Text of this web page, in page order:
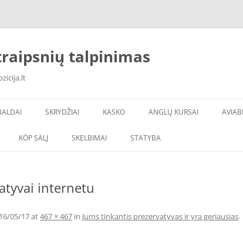
talpinimas
SKRYDŽIAI KASKO ANGLŲ KURSAI
KÖP SÄLJ SKELBIMAI STATYBA
internetu
05/17at467 × 467 in Jums tinkantis prezervatyvas ir yra geriausias.